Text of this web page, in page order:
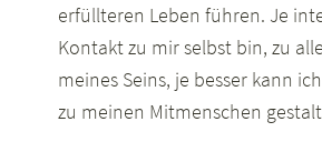
erfüllteren Leben führen. Je
Kontakt zu mir selbst bin, zu
meines Seins, je besser kann
zu meinen Mitmenschen